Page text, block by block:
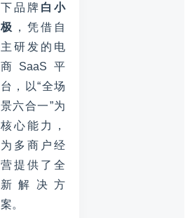
下品牌 白小
极 ，凭借自
主研发的电
商SaaS平
台，以“全场
景六合一”为
核心能力，
为多商户经
营提供了全
新解决方
案。